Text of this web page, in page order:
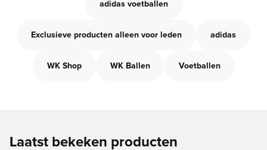
adidas voetballen
Exclusieve producten alleen voor leden adidas
WK Shop WK Ballen Voetballen
Laatst bekeken producten